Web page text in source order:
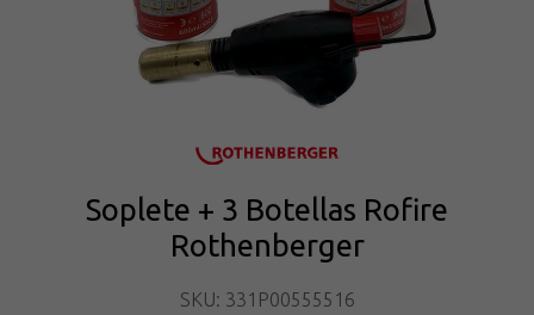
Soplete + 3 Botellas Rofire
Rothenberger
SKU: 331P00555516